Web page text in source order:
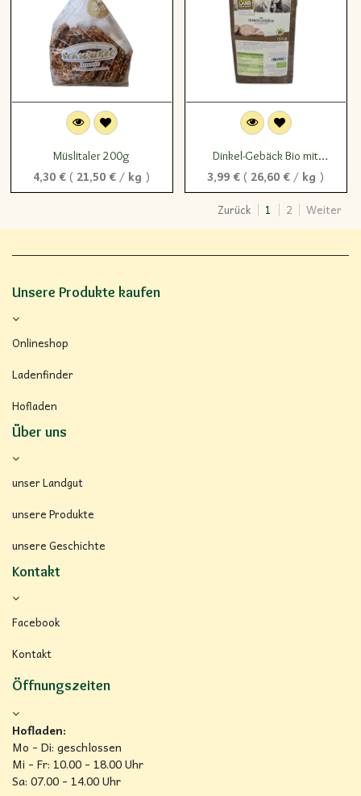
Müslitaler 200g
4,30 €( 21,50 € / kg )
Dinkel-Gebäck Bio mit
Ziegenmilch 150g
3,99 €( 26,60 € / kg )
Zurück 1 2 Weiter
Unsere Produkte kaufen
Onlineshop
Ladenfinder
Hofladen
Über uns
unser Landgut
unsere Produkte
unsere Geschichte
Kontakt
Facebook
Kontakt
Öffnungszeiten
Hofladen:
Mo - Di: geschlossen
Mi - Fr: 10.00 - 18.00 Uhr
Sa: 07.00 - 14.00 Uhr